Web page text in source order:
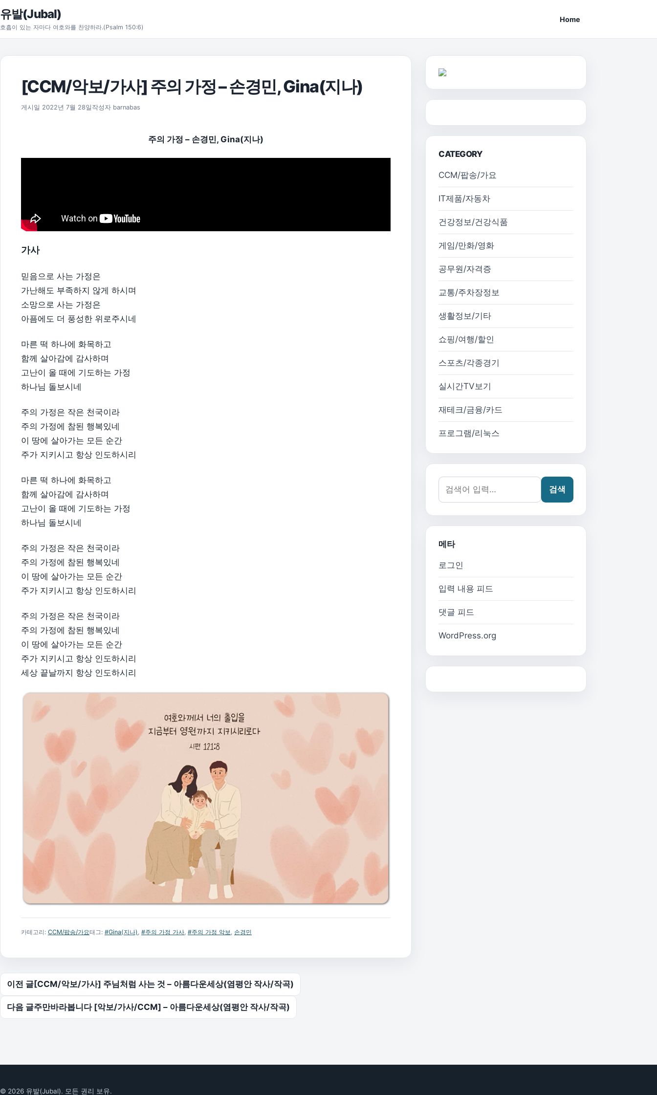
본문으로 건너뛰기
유발(Jubal)
호흡이 있는 자마다 여호와를 찬양하라.(Psalm 150:6)
Home
[CCM/악보/가사] 주의 가정 – 손경민, Gina(지나)
게시일 2022년 7월 28일 2025년 11월 18일
작성자 barnabas
주의 가정 – 손경민, Gina(지나)
가사
믿음으로 사는 가정은
가난해도 부족하지 않게 하시며
소망으로 사는 가정은
아픔에도 더 풍성한 위로주시네
마른 떡 하나에 화목하고
함께 살아감에 감사하며
고난이 올 때에 기도하는 가정
하나님 돌보시네
주의 가정은 작은 천국이라
주의 가정에 참된 행복있네
이 땅에 살아가는 모든 순간
주가 지키시고 항상 인도하시리
마른 떡 하나에 화목하고
함께 살아감에 감사하며
고난이 올 때에 기도하는 가정
하나님 돌보시네
주의 가정은 작은 천국이라
주의 가정에 참된 행복있네
이 땅에 살아가는 모든 순간
주가 지키시고 항상 인도하시리
주의 가정은 작은 천국이라
주의 가정에 참된 행복있네
이 땅에 살아가는 모든 순간
주가 지키시고 항상 인도하시리
세상 끝날까지 항상 인도하시리
카테고리: CCM/팝송/가요태그: #Gina(지나) #주의 가정 가사 #주의 가정 악보 손경민
글 탐색
이전 글[CCM/악보/가사] 주님처럼 사는 것 – 아름다운세상(염평안 작사/작곡)
다음 글주만바라봅니다 [악보/가사/CCM] – 아름다운세상(염평안 작사/작곡)
CATEGORY
CCM/팝송/가요
IT제품/자동차
건강정보/건강식품
게임/만화/영화
공무원/자격증
교통/주차장정보
생활정보/기타
쇼핑/여행/할인
스포츠/각종경기
실시간TV보기
재테크/금융/카드
프로그램/리눅스
검색어:
검색
메타
로그인
입력 내용 피드
댓글 피드
WordPress.org
© 2026 유발(Jubal). 모든 권리 보유.